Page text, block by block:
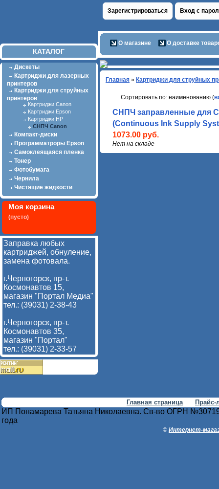
КАТАЛОГ
Зарегистрироваться Вход с
О магазине О доставке
Дискеты
Картриджи для лазерных
принтеров
Картриджи для струйных
принтеров
Картриджи Canon
Картриджи Epson
Картриджи HP
СНПЧ Canon
Компакт-диски
Программатроры Epson
Самоклеящаяся пленка
Тонер
Фотобумага
Чернила
Чистящие жидкости
Моя корзина
(пусто)
Заправка любых
картриджей, обнуление,
замена фотовала.
г.Черногорск, пр-т.
Космонавтов 15,
магазин "Портал Медиа"
тел.: (39031) 2-38-43
г.Черногорск, пр-т.
Космонавтов 35,
магазин "Портал"
тел.: (39031) 2-33-57
Главная » Картриджи для струйных
Сортировать по: наименованию (
СНПЧ заправленные для
(Continuous Ink Supply
1073.00 руб.
Нет на складе
Главная страница Прайс-
ИП Понамарева Татьяна Николаевна. Св-во ОГРН
года
© Интернет-